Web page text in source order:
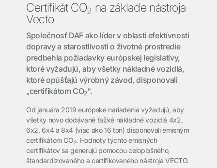
Certifikát CO2 na základe nástroja
Vecto
Spoločnosť DAF ako líder v oblasti efektívnosti
dopravy a starostlivosti o životné prostredie
predbehla požiadavky európskej legislatívy,
ktoré vyžadujú, aby všetky nákladné vozidlá,
ktoré opúšťajú výrobný závod, disponovali
„certifikátom CO2“.
Od januára 2019 európske nariadenia vyžadujú, aby
všetky novo dodávané ťažké nákladné vozidlá 4x2,
6x2, 6x4 a 8x4 (viac ako 16 ton) disponovali emisným
certifikátom CO2. Hodnoty týchto emisných
certifikátov sa generujú pomocou celoplošného,
štandardizovaného a certifikovaného nástroja VECTO.